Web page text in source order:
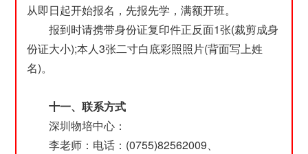
从即日起开始报名，先报先学，满额开班。
报到时请携带身份证复印件正反面1张(裁剪成身
份证大小);本人3张二寸白底彩照照片(背面写上姓
名)。
十一、联系方式
深圳物培中心：
李老师：电话：(0755)82562009、